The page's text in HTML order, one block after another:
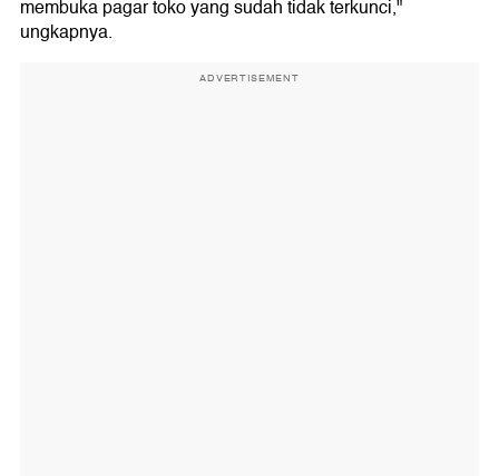
membuka pagar toko yang sudah tidak terkunci,"
ungkapnya.
ADVERTISEMENT